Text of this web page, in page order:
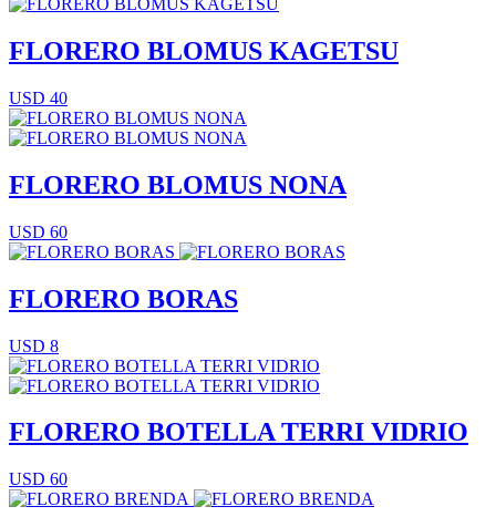
FLORERO BLOMUS KAGETSU
USD 40
FLORERO BLOMUS NONA
USD 60
FLORERO BORAS
USD 8
FLORERO BOTELLA TERRI VIDRIO
USD 60